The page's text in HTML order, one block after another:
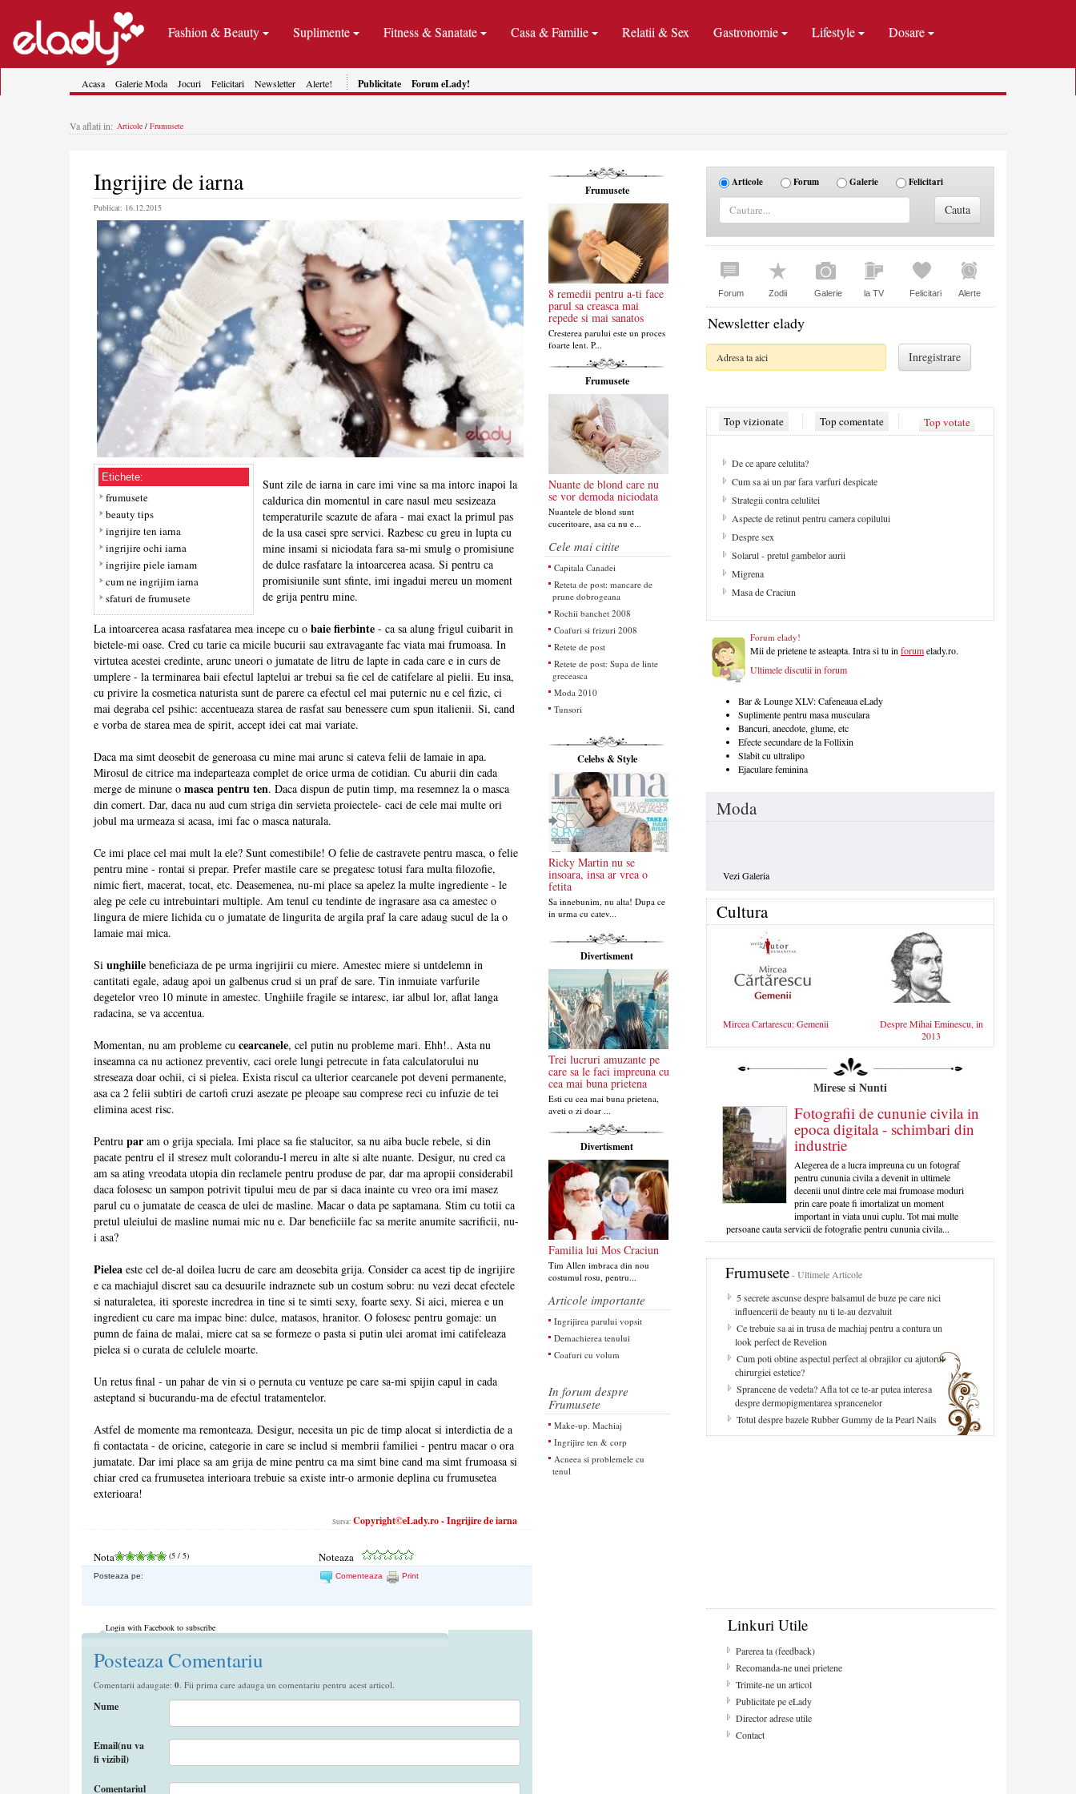
Fashion & Beauty Suplimente Fitness & Sanatate Casa & Familie Relatii & Sex Gastronomie Lifestyle Dosare
Acasa Galerie Moda Jocuri Felicitari Newsletter Alerte! Publicitate Forum eLady!
Va aflati in: Articole / Frumusete
Ingrijire de iarna
Publicat: 16.12.2015
Etichete:
frumusete
beauty tips
ingrijire ten iarna
ingrijire ochi iarna
ingrijire piele iarnam
cum ne ingrijim iarna
sfaturi de frumusete
Sunt zile de iarna in care imi vine sa ma intorc inapoi la
caldurica din momentul in care nasul meu sesizeaza
temperaturile scazute de afara - mai exact la primul pas
de la usa casei spre servici. Razbesc cu greu in lupta cu
mine insami si niciodata fara sa-mi smulg o promisiune
de dulce rasfatare la intoarcerea acasa. Si pentru ca
promisiunile sunt sfinte, imi ingadui mereu un moment
de grija pentru mine.
La intoarcerea acasa rasfatarea mea incepe cu o baie fierbinte - ca sa alung frigul cuibarit in
bietele-mi oase. Cred cu tarie ca micile bucurii sau extravagante fac viata mai frumoasa. In
virtutea acestei credinte, arunc uneori o jumatate de litru de lapte in cada care e in curs de
umplere - la terminarea baii efectul laptelui ar trebui sa fie cel de catifelare al pielii. Eu insa,
cu privire la cosmetica naturista sunt de parere ca efectul cel mai puternic nu e cel fizic, ci
mai degraba cel psihic: accentueaza starea de rasfat sau benessere cum spun italienii. Si, cand
e vorba de starea mea de spirit, accept idei cat mai variate.
Daca ma simt deosebit de generoasa cu mine mai arunc si cateva felii de lamaie in apa.
Mirosul de citrice ma indeparteaza complet de orice urma de cotidian. Cu aburii din cada
merge de minune o masca pentru ten. Daca dispun de putin timp, ma resemnez la o masca
din comert. Dar, daca nu aud cum striga din servieta proiectele- caci de cele mai multe ori
jobul ma urmeaza si acasa, imi fac o masca naturala.
Ce imi place cel mai mult la ele? Sunt comestibile! O felie de castravete pentru masca, o felie
pentru mine - rontai si prepar. Prefer mastile care se pregatesc totusi fara multa filozofie,
nimic fiert, macerat, tocat, etc. Deasemenea, nu-mi place sa apelez la multe ingrediente - le
aleg pe cele cu intrebuintari multiple. Am tenul cu tendinte de ingrasare asa ca amestec o
lingura de miere lichida cu o jumatate de lingurita de argila praf la care adaug sucul de la o
lamaie mai mica.
Si unghiile beneficiaza de pe urma ingrijirii cu miere. Amestec miere si untdelemn in
cantitati egale, adaug apoi un galbenus crud si un praf de sare. Tin inmuiate varfurile
degetelor vreo 10 minute in amestec. Unghiile fragile se intaresc, iar albul lor, aflat langa
radacina, se va accentua.
Momentan, nu am probleme cu cearcanele, cel putin nu probleme mari. Ehh!.. Asta nu
inseamna ca nu actionez preventiv, caci orele lungi petrecute in fata calculatorului nu
streseaza doar ochii, ci si pielea. Exista riscul ca ulterior cearcanele pot deveni permanente,
asa ca 2 felii subtiri de cartofi cruzi asezate pe pleoape sau comprese reci cu infuzie de tei
elimina acest risc.
Pentru par am o grija speciala. Imi place sa fie stalucitor, sa nu aiba bucle rebele, si din
pacate pentru el il stresez mult colorandu-l mereu in alte si alte nuante. Desigur, nu cred ca
am sa ating vreodata utopia din reclamele pentru produse de par, dar ma apropii considerabil
daca folosesc un sampon potrivit tipului meu de par si daca inainte cu vreo ora imi masez
parul cu o jumatate de ceasca de ulei de masline. Macar o data pe saptamana. Stim cu totii ca
pretul uleiului de masline numai mic nu e. Dar beneficiile fac sa merite anumite sacrificii, nu-
i asa?
Pielea este cel de-al doilea lucru de care am deosebita grija. Consider ca acest tip de ingrijire
e ca machiajul discret sau ca desuurile indraznete sub un costum sobru: nu vezi decat efectele
si naturaletea, iti sporeste incredrea in tine si te simti sexy, foarte sexy. Si aici, mierea e un
ingredient cu care ma impac bine: dulce, matasos, hranitor. O folosesc pentru gomaje: un
pumn de faina de malai, miere cat sa se formeze o pasta si putin ulei aromat imi catifeleaza
pielea si o curata de celulele moarte.
Un retus final - un pahar de vin si o pernuta cu ventuze pe care sa-mi spijin capul in cada
asteptand si bucurandu-ma de efectul tratamentelor.
Astfel de momente ma remonteaza. Desigur, necesita un pic de timp alocat si interdictia de a
fi contactata - de oricine, categorie in care se includ si membrii familiei - pentru macar o ora
jumatate. Dar imi place sa am grija de mine pentru ca ma simt bine cand ma simt frumoasa si
chiar cred ca frumusetea interioara trebuie sa existe intr-o armonie deplina cu frumusetea
exterioara!
Sursa: Copyright©eLady.ro - Ingrijire de iarna
Nota (5 / 5) Noteaza
Posteaza pe: Comenteaza Print
Login with Facebook to subscribe
Posteaza Comentariu
Comentarii adaugate: 0 . Fii prima care adauga un comentariu pentru acest articol.
Nume
Email(nu va
fi vizibil)
Comentariul
Frumusete
8 remedii pentru a-ti face
parul sa creasca mai
repede si mai sanatos
Cresterea parului este un proces
foarte lent. P...
Frumusete
Nuante de blond care nu
se vor demoda niciodata
Nuantele de blond sunt
cuceritoare, asa ca nu e...
Cele mai citite
Capitala Canadei
Reteta de post: mancare de
prune dobrogeana
Rochii banchet 2008
Coafuri si frizuri 2008
Retete de post
Retete de post: Supa de linte
greceasca
Moda 2010
Tunsori
Celebs & Style
Ricky Martin nu se
insoara, insa ar vrea o
fetita
Sa innebunim, nu alta! Dupa ce
in urma cu catev...
Divertisment
Trei lucruri amuzante pe
care sa le faci impreuna cu
cea mai buna prietena
Esti cu cea mai buna prietena,
aveti o zi doar ...
Divertisment
Familia lui Mos Craciun
Tim Allen imbraca din nou
costumul rosu, pentru...
Articole importante
Ingrijirea parului vopsit
Demachierea tenului
Coafuri cu volum
In forum despre
Frumusete
Make-up. Machiaj
Ingrijire ten & corp
Acneea si problemele cu
tenul
Articole Forum Galerie Felicitari
Forum Zodii Galerie la TV Felicitari Alerte
Newsletter elady
Top vizionate Top comentate Top votate
De ce apare celulita?
Cum sa ai un par fara varfuri despicate
Strategii contra celulitei
Aspecte de retinut pentru camera copilului
Despre sex
Solarul - pretul gambelor aurii
Migrena
Masa de Craciun
Forum elady!
Mii de prietene te asteapta. Intra si tu inforumelady.ro.
Ultimele discutii in forum
Bar & Lounge XLV: Cafeneaua eLady
Suplimente pentru masa musculara
Bancuri, anecdote, glume, etc
Efecte secundare de la Follixin
Slabit cu ultralipo
Ejaculare feminina
Moda
Vezi Galeria
Cultura
Mircea Cartarescu: Gemenii
Despre Mihai Eminescu, in
2013
Mirese si Nunti
Fotografii de cununie civila in
epoca digitala - schimbari din
industrie
Alegerea de a lucra impreuna cu un fotograf
pentru cununia civila a devenit in ultimele
decenii unul dintre cele mai frumoase moduri
prin care poate fi imortalizat un moment
important in viata unui cuplu. Tot mai multe
persoane cauta servicii de fotografie pentru cununia civila...
Frumusete- Ultimele Articole
5 secrete ascunse despre balsamul de buze pe care nici
influencerii de beauty nu ti le-au dezvaluit
Ce trebuie sa ai in trusa de machiaj pentru a contura un
look perfect de Revelion
Cum poti obtine aspectul perfect al obrajilor cu ajutorul
chirurgiei estetice?
Sprancene de vedeta? Afla tot ce te-ar putea interesa
despre dermopigmentarea sprancenelor
Totul despre bazele Rubber Gummy de la Pearl Nails
Linkuri Utile
Parerea ta (feedback)
Recomanda-ne unei prietene
Trimite-ne un articol
Publicitate pe eLady
Director adrese utile
Contact